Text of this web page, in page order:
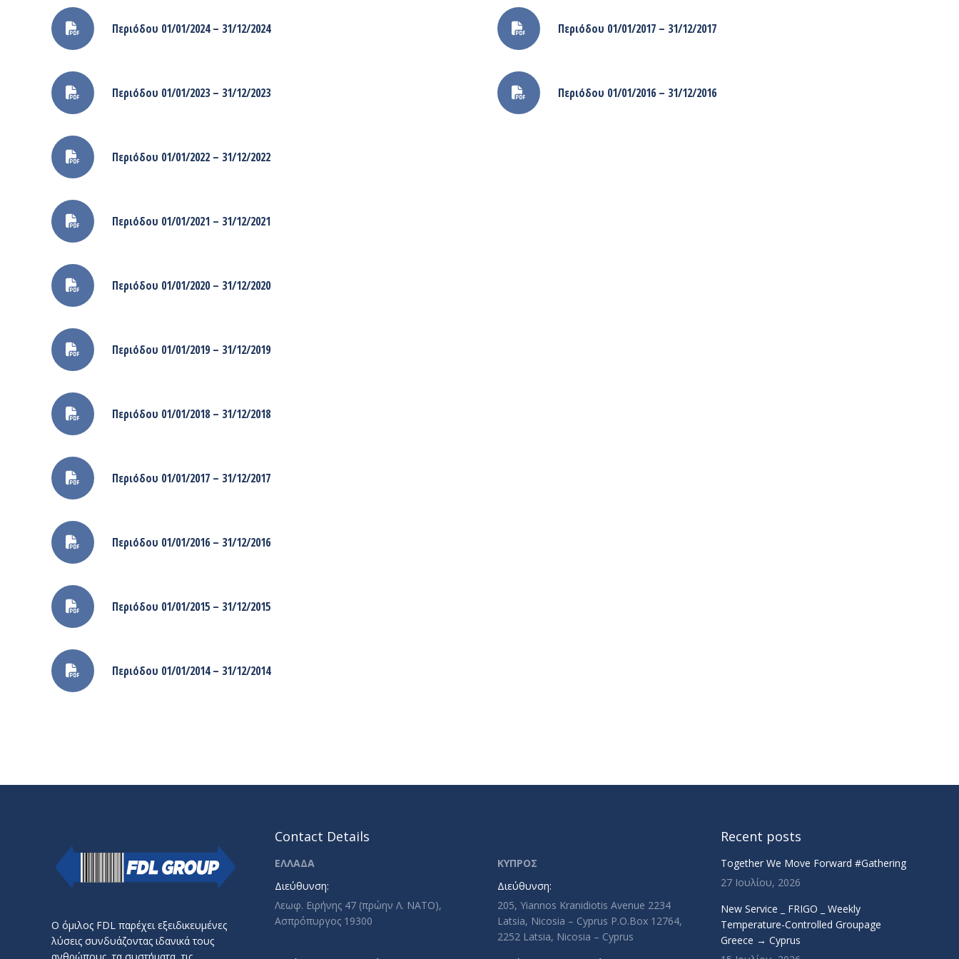
Περιόδου 01/01/2024 – 31/12/2024
Περιόδου 01/01/2023 – 31/12/2023
Περιόδου 01/01/2022 – 31/12/2022
Περιόδου 01/01/2021 – 31/12/2021
Περιόδου 01/01/2020 – 31/12/2020
Περιόδου 01/01/2019 – 31/12/2019
Περιόδου 01/01/2018 – 31/12/2018
Περιόδου 01/01/2017 – 31/12/2017
Περιόδου 01/01/2016 – 31/12/2016
Περιόδου 01/01/2015 – 31/12/2015
Περιόδου 01/01/2014 – 31/12/2014
Περιόδου 01/01/2017 – 31/12/2017
Περιόδου 01/01/2016 – 31/12/2016
Ο όμιλος FDL παρέχει εξειδικευμένες
λύσεις συνδυάζοντας ιδανικά τους
Contact Details
ΕΛΛΑΔΑ
Διεύθυνση:
Λεωφ. Ειρήνης 47 (πρώην Λ. ΝΑΤΟ),
Ασπρόπυργος 19300
ΚΥΠΡΟΣ
Διεύθυνση:
205, Yiannos Kranidiotis Avenue 2234
Latsia, Nicosia – Cyprus P.O.Box 12764,
2252 Latsia, Nicosia – Cyprus
Recent posts
Together We Move Forward #Gathering
27 Ιουλίου, 2026
New Service _ FRIGO _ Weekly
Temperature-Controlled Groupage
Greece → Cyprus